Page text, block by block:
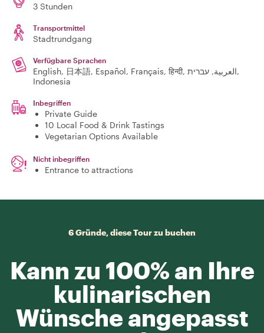
3 Stunden
Transportmittel
Stadtrundgang
Verfügbare Sprachen
English, 日本語, Español, Français, हिन्दी, العربية, עברית,
Indonesia
Inbegriffen
Private Guide
10 Local Food & Drink Tastings
Vegetarian Options Available
Nicht inbegriffen
Entrance to attractions
6 Gründe, diese Tour zu buchen
Kann zu 100% an Ihre
kulinarischen
Wünsche angepasst